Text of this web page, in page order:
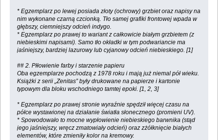
* Egzemplarz po lewej posiada złoty (ochrowy) grzbiet oraz napisy na
nim wykonane czarną czcionką. Tło samej grafiki frontowej wpada w
głębszy, ciemniejszy odcień indygo.
* Egzemplarz po prawej to wariant z całkowicie białym grzbietem (z
niebieskimi napisami). Samo tło okładki w tym podwariancie ma
jaśniejszy, bardziej lazurowy lub cyjanowy odcień niebieskiego. [1]
## 2. Płłowienie farby i starzenie papieru
Oba egzemplarze pochodzą z 1978 roku i mają już niemal pół wieku.
Książki z serii „Zenitas” były drukowane na papierze i kartonie
typowym dla bloku wschodniego tamtej epoki. [1, 2, 3]
* Egzemplarz po prawej stronie wyraźnie spędził więcej czasu na
półce wystawionej na działanie światła słonecznego (promieni UV).
* Spowodowało to mocne wypłowienie niebieskiego barwnika (stąd
jego jaśniejszy, wręcz zmatowiały odcień) oraz zżółknięcie białych
elementów, które zmieniły kolor na kremowy.